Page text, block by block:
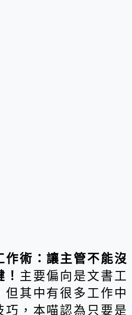
作術：讓主管不能沒
主要偏向是文書工
但其中有很多工作中
巧，本喵認為只要是